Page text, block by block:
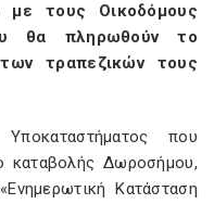
τους Οικοδόμους
θα πληρωθούν το
τραπεζικών τους
που
καταβολής Δωροσήμου,
Κατάσταση